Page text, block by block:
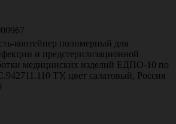
контейнер полимерный для
и предстерилизационной
медицинских изделий ЕДПО-10 по
ТУ, цвет салатовый, Россия